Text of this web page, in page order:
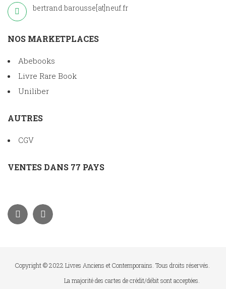
bertrand.barousse[at]neuf.fr
NOS MARKETPLACES
Abebooks
Livre Rare Book
Uniliber
AUTRES
CGV
VENTES DANS 77 PAYS
Copyright © 2022 Livres Anciens et Contemporains. Tous droits réservés.
La majorité des cartes de crédit/débit sont acceptées.